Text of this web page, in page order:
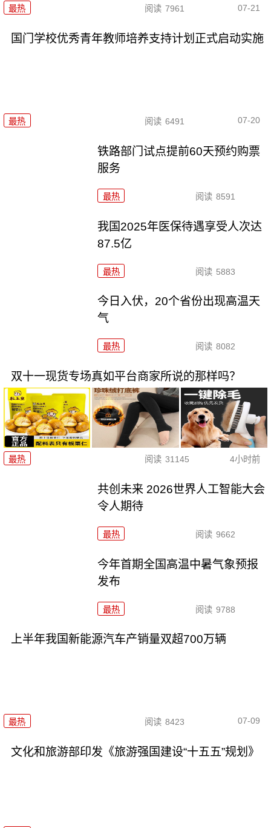
最热 阅读 7961 07-21
国门学校优秀青年教师培养支持计划正式启动实施
最热 阅读 6491 07-20
铁路部门试点提前60天预约购票
服务
最热 阅读 8591
我国2025年医保待遇享受人次达
87.5亿
最热 阅读 5883
今日入伏，20个省份出现高温天
气
最热 阅读 8082
双十一现货专场真如平台商家所说的那样吗？
最热 阅读 31145 4小时前
共创未来 2026世界人工智能大会
令人期待
最热 阅读 9662
今年首期全国高温中暑气象预报
发布
最热 阅读 9788
上半年我国新能源汽车产销量双超700万辆
最热 阅读 8423 07-09
文化和旅游部印发《旅游强国建设“十五五”规划》